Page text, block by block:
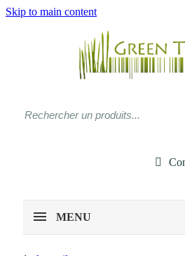
Skip to main content
MENU